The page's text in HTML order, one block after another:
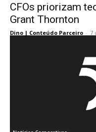
CFOs priorizam
Grant Thornton
Dino | Conteúdo Parceiro - 7